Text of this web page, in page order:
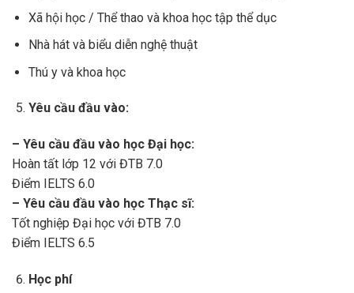
Xã hội học / Thể thao và khoa học tập thể dục
Nhà hát và biểu diễn nghệ thuật
Thú y và khoa học
Yêu cầu đầu vào:
– Yêu cầu đầu vào học Đại học:
Hoàn tất lớp 12 với ĐTB 7.0
Điểm IELTS 6.0
– Yêu cầu đầu vào học Thạc sĩ:
Tốt nghiệp Đại học với ĐTB 7.0
Điểm IELTS 6.5
Học phí